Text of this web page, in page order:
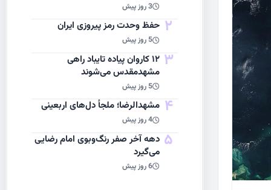
3 روز پیش
2 حفظ وحدت رمز پیروزی ایران
5 روز پیش
3
۱۲ کاروان پیاده تایباد راهی
مشهدمقدس می‌شوند
5 روز پیش
4 مشهد‌الرضا؛ ملجأ دل‌های اربعینی
4 روز پیش
5 دهه آخر صفر رنگ‌وبوی امام رضایی
می‌گیرد
6 روز پیش